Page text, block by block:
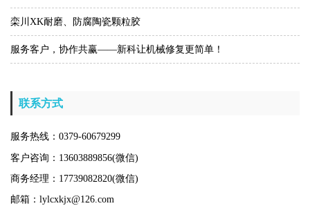
栾川XK耐磨、防腐陶瓷颗粒胶
服务客户，协作共赢——新科让机械修复更简单！
联系方式
服务热线：0379-60679299
客户咨询：13603889856(微信)
商务经理：17739082820(微信)
邮箱：lylcxkjx@126.com